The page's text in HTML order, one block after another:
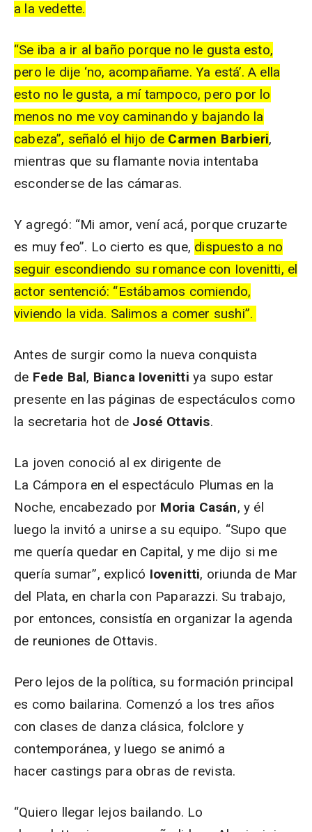
a la vedette.
“Se iba a ir al baño porque no le gusta esto,
pero le dije ‘no, acompañame. Ya está’. A ella
esto no le gusta, a mí tampoco, pero por lo
menos no me voy caminando y bajando la
cabeza”, señaló el hijo de Carmen Barbieri,
mientras que su flamante novia intentaba
esconderse de las cámaras.
Y agregó: “Mi amor, vení acá, porque cruzarte
es muy feo”. Lo cierto es que, dispuesto a no
seguir escondiendo su romance con Iovenitti, el
actor sentenció: “Estábamos comiendo,
viviendo la vida. Salimos a comer sushi”.
Antes de surgir como la nueva conquista
de Fede Bal, Bianca Iovenitti ya supo estar
presente en las páginas de espectáculos como
la secretaria hot de José Ottavis.
La joven conoció al ex dirigente de
La Cámpora en el espectáculo Plumas en la
Noche, encabezado por Moria Casán, y él
luego la invitó a unirse a su equipo. “Supo que
me quería quedar en Capital, y me dijo si me
quería sumar”, explicó Iovenitti, oriunda de Mar
del Plata, en charla con Paparazzi. Su trabajo,
por entonces, consistía en organizar la agenda
de reuniones de Ottavis.
Pero lejos de la política, su formación principal
es como bailarina. Comenzó a los tres años
con clases de danza clásica, folclore y
contemporánea, y luego se animó a
hacer castings para obras de revista.
“Quiero llegar lejos bailando. Lo